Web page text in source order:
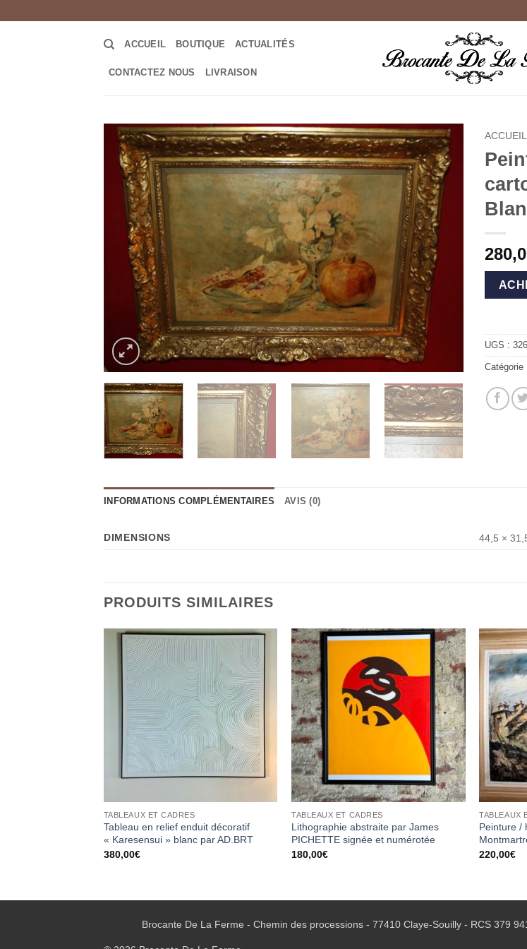
ACCUEIL BOUTIQUE ACTUALITÉS
CONTACTEZ NOUS LIVRAISON
Ajouter
à la
wishlist
ACCUEIL
UGS :
Catégorie
INFORMATIONS COMPLÉMENTAIRES AVIS (0)
DIMENSIONS 44,5 ×
PRODUITS SIMILAIRES
Ajouter
à la
wishlist
TABLEAUX ET CADRES
Tableau en relief enduit décoratif
« Karesensui » blanc par AD.BRT
380,00€
Ajouter
à la
wishlist
TABLEAUX ET CADRES
Lithographie abstraite par James
PICHETTE signée et numérotée
180,00€
TABLEAUX
Peinture /
220,00€
Brocante De La Ferme - Chemin des processions - 77410 Claye-Souilly - RCS 379